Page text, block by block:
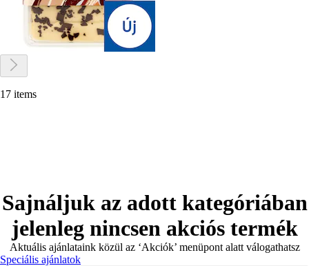
17 items
Sajnáljuk az adott kategóriában
jelenleg nincsen akciós termék
Aktuális ajánlataink közül az ‘Akciók’ menüpont alatt válogathatsz
Speciális ajánlatok